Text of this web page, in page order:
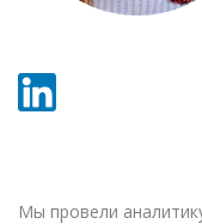
Мы провели